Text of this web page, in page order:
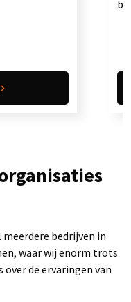
bedrijven in
waar wij enorm trots
over de ervaringen van